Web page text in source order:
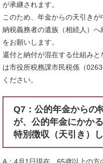
が承継されます。
このため、年金からの天引き
納税義務者の遺族（相続人）
をお願いします。
還付と納付が混在する仕組み
は市役所税務課市民税係（
ください。
Q7：公的年金からの
が、公的年金にかか
特別徴収（天引き）